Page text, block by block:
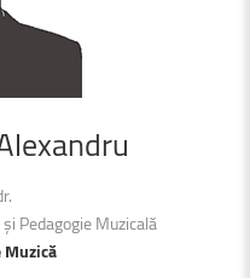
Pedagogie Muzicală
Muzică